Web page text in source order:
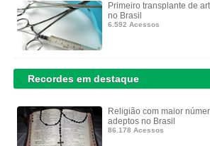
Primeiro transplante de
no Brasil
6.592 Acessos
Recordes em destaque
Religião com maior
adeptos no Brasil
86.178 Acessos